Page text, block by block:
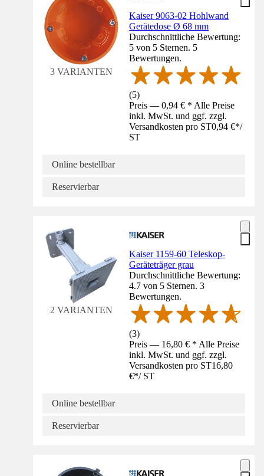
3 VARIANTEN
Kaiser 9063-02 Hohlwand
Gerätedose Ø 68 mm
Durchschnittliche Bewertung:
5 von 5 Sternen. 5
Bewertungen.
(5)
Preis — 0,94 € * Alle Preise
inkl. MwSt. und ggf. zzgl.
Versandkosten pro ST0,94 €*/
ST
Online bestellbar
Reservierbar
2 VARIANTEN
Kaiser 1159-60 Teleskop-
Geräteträger grau
Durchschnittliche Bewertung:
4.7 von 5 Sternen. 3
Bewertungen.
(3)
Preis — 16,80 € * Alle Preise
inkl. MwSt. und ggf. zzgl.
Versandkosten pro ST16,80
€*/ ST
Online bestellbar
Reservierbar